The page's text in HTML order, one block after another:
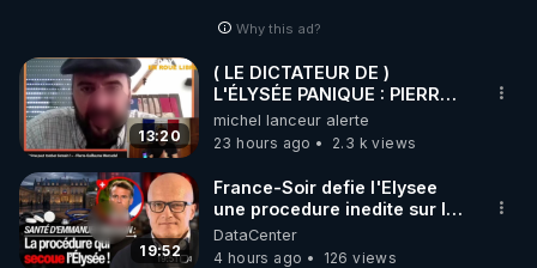
Why this ad?
13:20
( LE DICTATEUR DE )
L'ÉLYSÉE PANIQUE : PIERRE
GUILLAUME MERCADAL
BALANCE TOUT
michel lanceur alerte
23 hours ago
2.3 k views
19:52
France-Soir defie l'Elysee
une procedure inedite sur la
sante du president - Nexus
DataCenter
4 hours ago
126 views